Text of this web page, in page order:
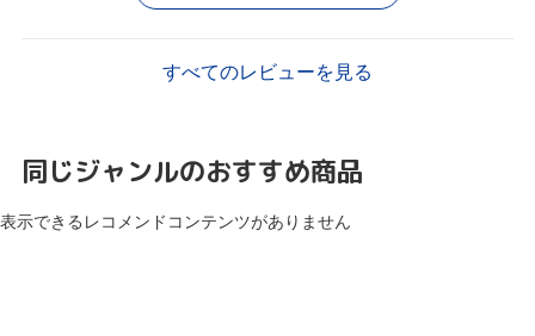
すべてのレビューを見る
同じジャンルのおすすめ商品
表示できるレコメンドコンテンツがありません